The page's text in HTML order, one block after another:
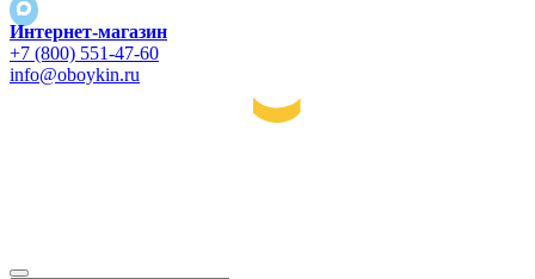
Интернет-магазин
+7 (800) 551-47-60
info@oboykin.ru